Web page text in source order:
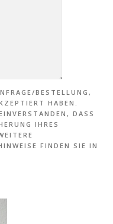
BESTELLUNG,
HABEN.
DASS
IHRES
FINDEN SIE IN